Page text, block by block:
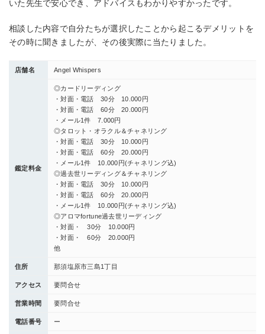
いた先生で安心でき、アドバイスもわかりやすかったです。
相談した内容で自分たちが選択したことから起こるデメリットを
その時に聞きましたが、その後実際に当たりました。
店舗名 Angel Whispers
鑑定料金
◎カードリーディング
・対面・電話 30分 10.000円
・対面・電話 60分 20.000円
・メール1件 7.000円
◎タロット・オラクル＆チャネリング
・対面・電話 30分 10.000円
・対面・電話 60分 20.000円
・メール1件 10.000円(チャネリング込)
◎過去世リーディング＆チャネリング
・対面・電話 30分 10.000円
・対面・電話 60分 20.000円
・メール1件 10.000円(チャネリング込)
◎アロマfortune過去世リーディング
・対面・ 30分 10.000円
・対面・ 60分 20.000円
他
住所 那須塩原市三島1丁目
アクセス 要問合せ
営業時間 要問合せ
電話番号 ー